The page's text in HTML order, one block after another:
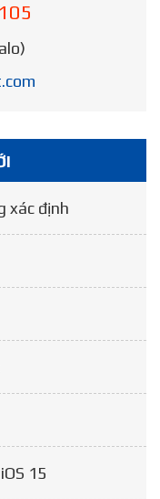
xác định
15